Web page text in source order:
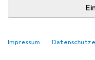
Impressum
In
Vergleichen